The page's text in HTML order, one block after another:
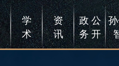
学
术
资
讯
政 公
务 开